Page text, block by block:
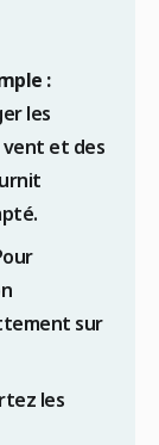
:
les
et des
sur
les